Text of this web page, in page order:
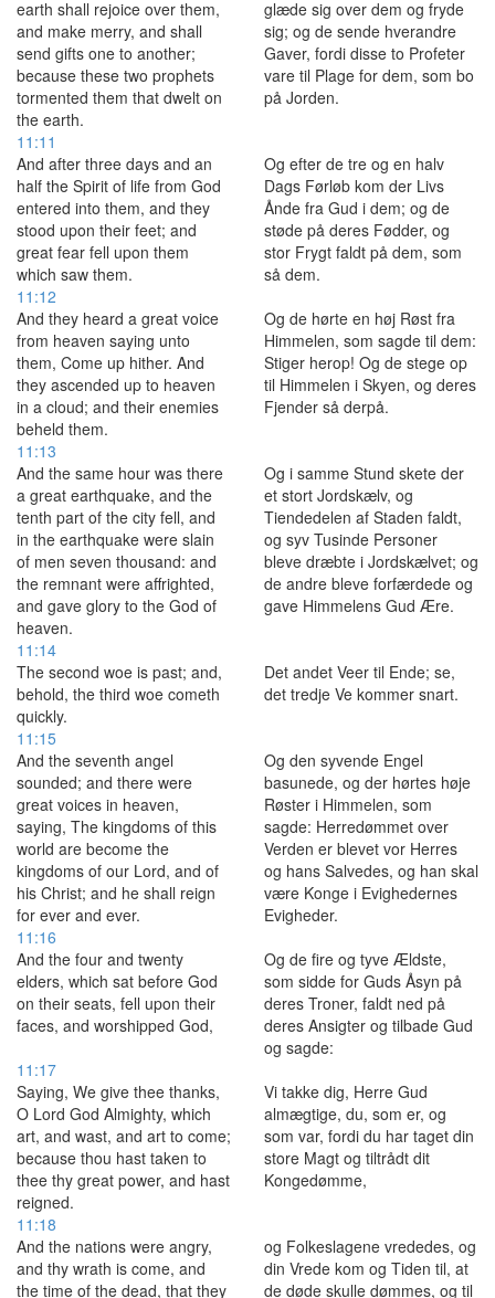
earth shall rejoice over them,
and make merry, and shall
send gifts one to another;
because these two prophets
tormented them that dwelt on
the earth.
glæde sig over dem og fryde
sig; og de sende hverandre
Gaver, fordi disse to Profeter
vare til Plage for dem, som bo
på Jorden.
11:11
And after three days and an
half the Spirit of life from God
entered into them, and they
stood upon their feet; and
great fear fell upon them
which saw them.
Og efter de tre og en halv
Dags Førløb kom der Livs
Ånde fra Gud i dem; og de
støde på deres Fødder, og
stor Frygt faldt på dem, som
så dem.
11:12
And they heard a great voice
from heaven saying unto
them, Come up hither. And
they ascended up to heaven
in a cloud; and their enemies
beheld them.
Og de hørte en høj Røst fra
Himmelen, som sagde til dem:
Stiger herop! Og de stege op
til Himmelen i Skyen, og deres
Fjender så derpå.
11:13
And the same hour was there
a great earthquake, and the
tenth part of the city fell, and
in the earthquake were slain
of men seven thousand: and
the remnant were affrighted,
and gave glory to the God of
heaven.
Og i samme Stund skete der
et stort Jordskælv, og
Tiendedelen af Staden faldt,
og syv Tusinde Personer
bleve dræbte i Jordskælvet; og
de andre bleve forfærdede og
gave Himmelens Gud Ære.
11:14
The second woe is past; and,
behold, the third woe cometh
quickly.
Det andet Veer til Ende; se,
det tredje Ve kommer snart.
11:15
And the seventh angel
sounded; and there were
great voices in heaven,
saying, The kingdoms of this
world are become the
kingdoms of our Lord, and of
his Christ; and he shall reign
for ever and ever.
Og den syvende Engel
basunede, og der hørtes høje
Røster i Himmelen, som
sagde: Herredømmet over
Verden er blevet vor Herres
og hans Salvedes, og han skal
være Konge i Evighedernes
Evigheder.
11:16
And the four and twenty
elders, which sat before God
on their seats, fell upon their
faces, and worshipped God,
Og de fire og tyve Ældste,
som sidde for Guds Åsyn på
deres Troner, faldt ned på
deres Ansigter og tilbade Gud
og sagde:
11:17
Saying, We give thee thanks,
O Lord God Almighty, which
art, and wast, and art to come;
because thou hast taken to
thee thy great power, and hast
reigned.
Vi takke dig, Herre Gud
almægtige, du, som er, og
som var, fordi du har taget din
store Magt og tiltrådt dit
Kongedømme,
11:18
And the nations were angry,
and thy wrath is come, and
the time of the dead, that they
og Folkeslagene vrededes, og
din Vrede kom og Tiden til, at
de døde skulle dømmes, og til